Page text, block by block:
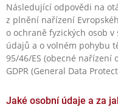
Následující odpovědi na
z plnění nařízení
o ochraně fyzických osob
údajů a o volném pohybu
95/46/ES (obecné nařízení
GDPR (General Data
Jaké osobní údaje a za